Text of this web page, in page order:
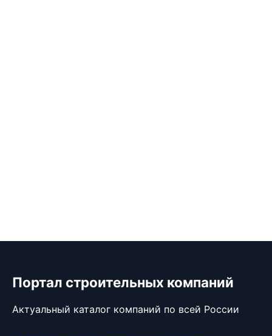
Портал строительных компаний
Актуальный каталог компаний по всей России